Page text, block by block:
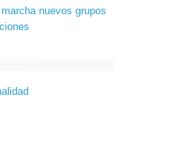
nuevos grupos